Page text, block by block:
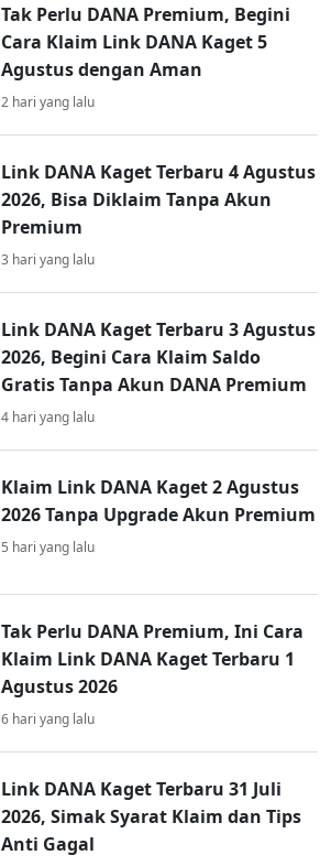
Tak Perlu DANA Premium, Begini
Cara Klaim Link DANA Kaget 5
Agustus dengan Aman
2 hari yang lalu
Link DANA Kaget Terbaru 4 Agustus
2026, Bisa Diklaim Tanpa Akun
Premium
3 hari yang lalu
Link DANA Kaget Terbaru 3 Agustus
2026, Begini Cara Klaim Saldo
Gratis Tanpa Akun DANA Premium
4 hari yang lalu
Klaim Link DANA Kaget 2 Agustus
2026 Tanpa Upgrade Akun Premium
5 hari yang lalu
Tak Perlu DANA Premium, Ini Cara
Klaim Link DANA Kaget Terbaru 1
Agustus 2026
6 hari yang lalu
Link DANA Kaget Terbaru 31 Juli
2026, Simak Syarat Klaim dan Tips
Anti Gagal